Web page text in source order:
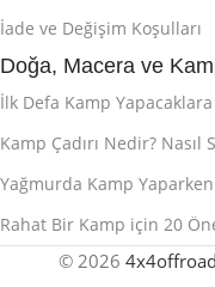
İade ve Değişim Koşulları
Doğa, Macera ve
İlk Defa Kamp
Kamp Çadırı Nedir? Nasıl
Yağmurda Kamp
Rahat Bir Kamp için 20
© 2026